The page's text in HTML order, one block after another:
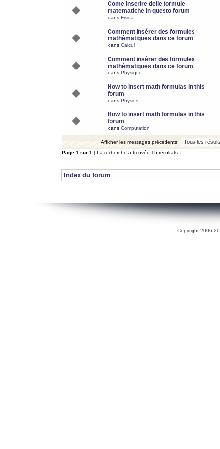
Come inserire delle formule
matematiche in questo forum
dans Fisica
Comment insérer des formules
mathématiques dans ce forum
dans Calcul
Comment insérer des formules
mathématiques dans ce forum
dans Physique
How to insert math formulas in this
forum
dans Physics
How to insert math formulas in this
forum
dans Computation
Afficher les messages précédents:
Page 1 sur 1 [ La recherche a trouvée 15 résultats ]
Index du forum
Copyright 2006-